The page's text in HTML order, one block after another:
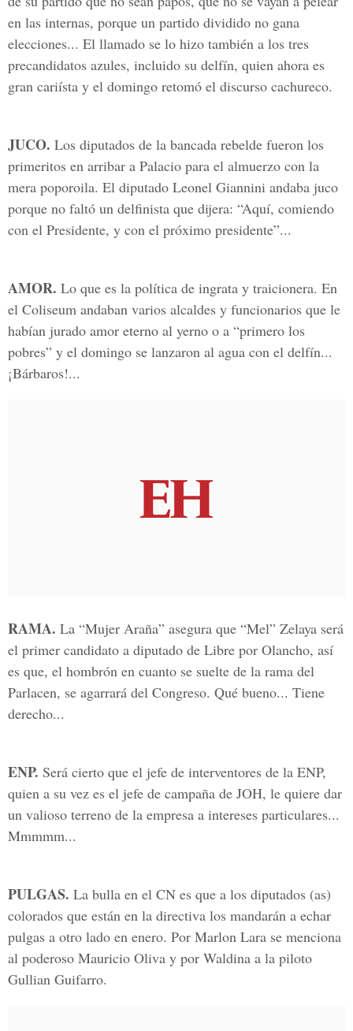
en las internas, porque un partido dividido no gana
elecciones... El llamado se lo hizo también a los tres
precandidatos azules, incluido su delfín, quien ahora es
gran cariísta y el domingo retomó el discurso cachureco.
JUCO. Los diputados de la bancada rebelde fueron los
primeritos en arribar a Palacio para el almuerzo con la
mera poporoila. El diputado Leonel Giannini andaba juco
porque no faltó un delfinista que dijera: “Aquí, comiendo
con el Presidente, y con el próximo presidente”...
AMOR. Lo que es la política de ingrata y traicionera. En
el Coliseum andaban varios alcaldes y funcionarios que le
habían jurado amor eterno al yerno o a “primero los
pobres” y el domingo se lanzaron al agua con el delfín...
¡Bárbaros!...
RAMA. La “Mujer Araña” asegura que “Mel” Zelaya será
el primer candidato a diputado de Libre por Olancho, así
es que, el hombrón en cuanto se suelte de la rama del
Parlacen, se agarrará del Congreso. Qué bueno... Tiene
derecho...
ENP. Será cierto que el jefe de interventores de la ENP,
quien a su vez es el jefe de campaña de JOH, le quiere dar
un valioso terreno de la empresa a intereses particulares...
Mmmmm...
PULGAS. La bulla en el CN es que a los diputados (as)
colorados que están en la directiva los mandarán a echar
pulgas a otro lado en enero. Por Marlon Lara se menciona
al poderoso Mauricio Oliva y por Waldina a la piloto
Gullian Guifarro.